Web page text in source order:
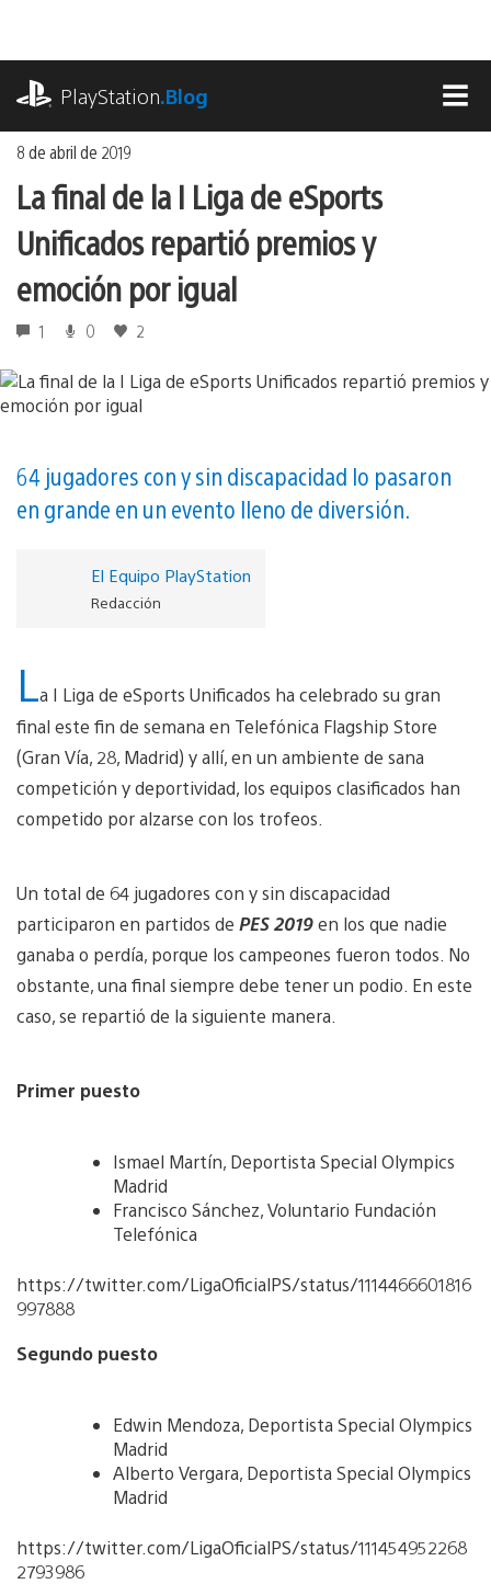
contenido
PlayStation.Blog
8 de abril de 2019
La final de la I Liga de eSports
Unificados repartió premios y
emoción por igual
1 0 2
64 jugadores con y sin discapacidad lo pasaron
en grande en un evento lleno de diversión.
El Equipo PlayStation
Redacción
La I Liga de eSports Unificados ha celebrado su gran
final este fin de semana en Telefónica Flagship Store
(Gran Vía, 28, Madrid) y allí, en un ambiente de sana
competición y deportividad, los equipos clasificados han
competido por alzarse con los trofeos.
Un total de 64 jugadores con y sin discapacidad
participaron en partidos de PES 2019en los que nadie
ganaba o perdía, porque los campeones fueron todos. No
obstante, una final siempre debe tener un podio. En este
caso, se repartió de la siguiente manera.
Primer puesto
Ismael Martín, Deportista Special Olympics
Madrid
Francisco Sánchez, Voluntario Fundación
Telefónica
https://twitter.com/LigaOficialPS/status/1114466601816
997888
Segundo puesto
Edwin Mendoza, Deportista Special Olympics
Madrid
Alberto Vergara, Deportista Special Olympics
Madrid
https://twitter.com/LigaOficialPS/status/111454952268
2793986